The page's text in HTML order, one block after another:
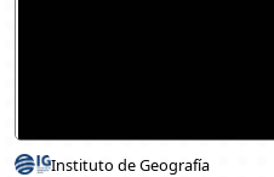
Instituto de Geografía